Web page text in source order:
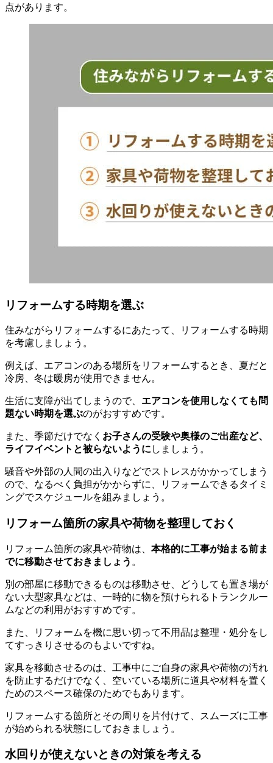
点があります。
リフォームする時期を選ぶ
住みながらリフォームするにあたって、リフォームする時期
を考慮しましょう。
例えば、エアコンのある場所をリフォームするとき、夏だと
冷房、冬は暖房が使用できません。
生活に支障が出てしまうので、 エアコンを使用しなくても問
題ない時期を選ぶのがおすすめです。
また、季節だけでなく お子さんの受験や奥様のご出産など、
ライフイベントと被らないように しましょう。
騒音や外部の人間の出入りなどでストレスがかかってしまう
ので、なるべく負担がかからずに、リフォームできるタイミ
ングでスケジュールを組みましょう。
リフォーム箇所の家具や荷物を整理しておく
リフォーム箇所の家具や荷物は、 本格的に工事が始まる前ま
でに移動させておきましょう 。
別の部屋に移動できるものは移動させ、どうしても置き場が
ない大型家具などは、一時的に物を預けられるトランクルー
ムなどの利用がおすすめです。
また、リフォームを機に思い切って不用品は整理・処分をし
てすっきりさせるのもよいですね。
家具を移動させるのは、工事中にご自身の家具や荷物の汚れ
を防止するだけでなく、空いている場所に道具や材料を置く
ためのスペース確保のためでもあります。
リフォームする箇所とその周りを片付けて、スムーズに工事
が始められる状態にしておきましょう。
水回りが使えないときの対策を考える